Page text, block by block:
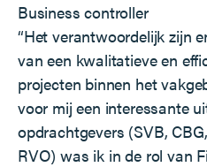
Business controller
“Het verantwoordelijk zijn
van een kwalitatieve en
projecten binnen het
voor mij een interessante
opdrachtgevers (SVB,
RVO) was ik in de rol van